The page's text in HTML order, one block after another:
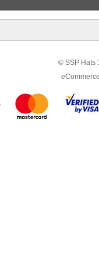
© SSP Hats